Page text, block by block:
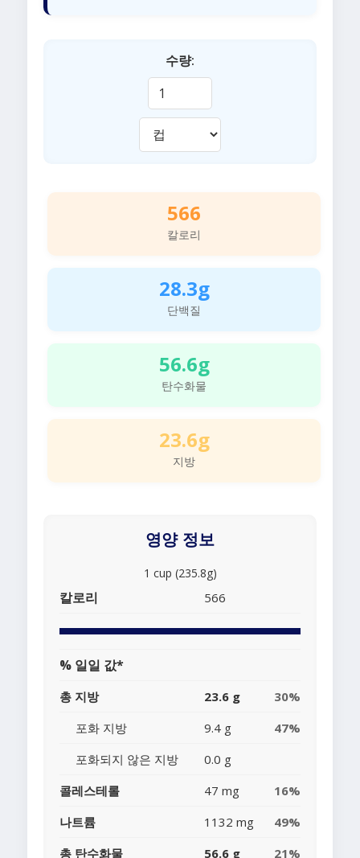
수량:
566
칼로리
28.3g
단백질
56.6g
탄수화물
23.6g
지방
영양 정보
1 cup (235.8g)
칼로리 566
% 일일 값*
총 지방 23.6 g
30%
포화 지방
9.4 g
47%
포화되지 않은 지방
0.0 g
콜레스테롤
47 mg
16%
나트륨
1132 mg
49%
총 탄수화물
56.6 g 21%